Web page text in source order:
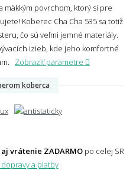
povrchom, ktorý si pre
Koberec Cha Cha 535 sa totiž
čo sú veľmi jemné materiály.
izieb, kde jeho komfortné
Zobraziť parametre
koberca
vrátenie ZADARMO po celej SR
a platby